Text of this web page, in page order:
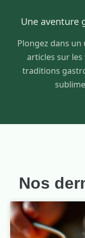
Une aventure
Plongez dans un
articles sur les
traditions
Nos